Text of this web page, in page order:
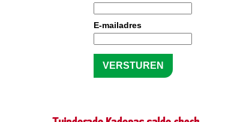
E-mailadres